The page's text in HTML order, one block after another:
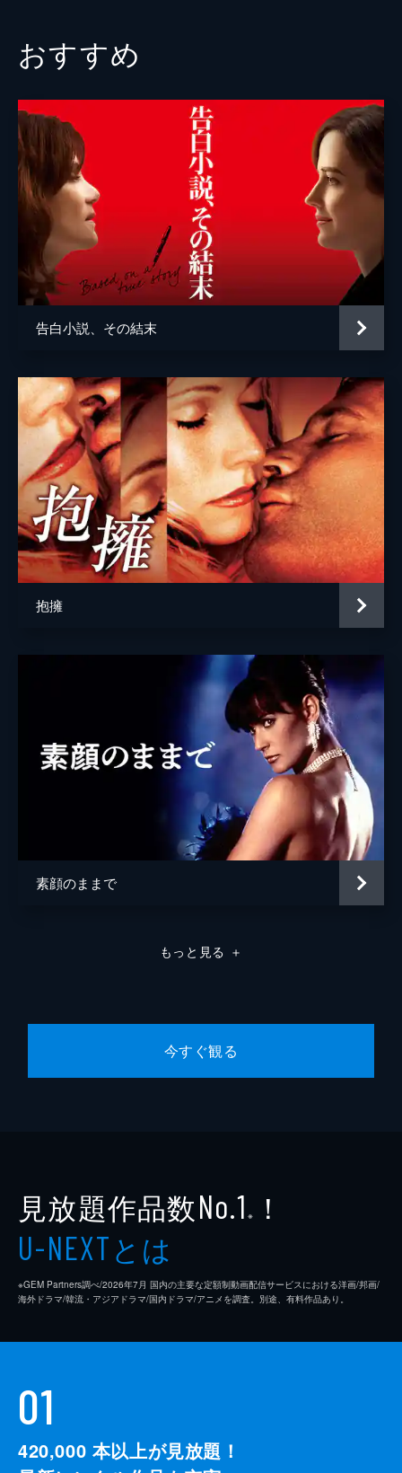
監督 ローレンス・カスダン
ローレンス・カスダン
ジョン・バリー
製作 フレッド・Ｔ・ガロ
おすすめ
告白小説、その結末
抱擁
素顔のままで
もっと見る ＋
今すぐ観る
見放題作品数No.1 ※ ！
U-NEXTとは
※GEM Partners調べ/2026年7⽉ 国内の主要な定額制動画配信サービスにおける洋画/邦画/
海外ドラマ/韓流・アジアドラマ/国内ドラマ/アニメを調査。別途、有料作品あり。
01
420,000 本以上が見放題！